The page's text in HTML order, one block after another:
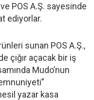
POS A.Ş. sayesinde
ediyorlar.
sunan POS A.Ş.,
çığır açacak bir iş
Mudo’nun
yazar kasa